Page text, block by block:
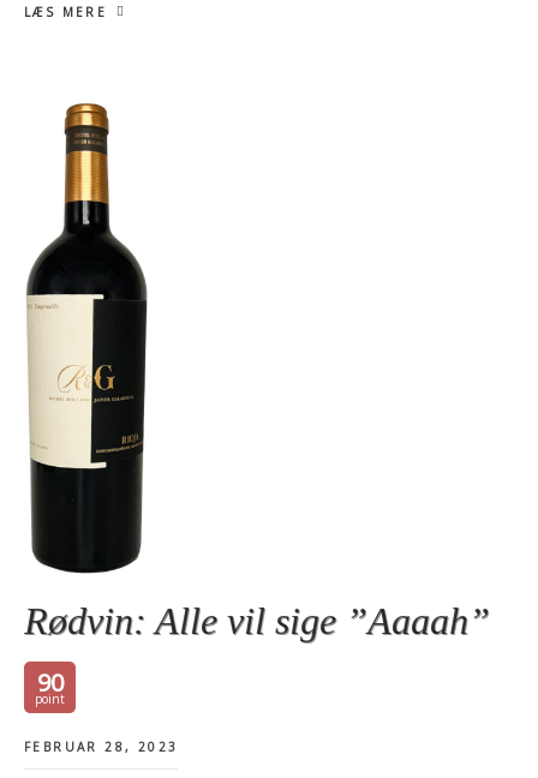
LÆS MERE
Rødvin: Alle vil sige ”Aaaah”
90
FEBRUAR 28, 2023